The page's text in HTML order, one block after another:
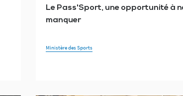
Le Pass'Sport, une opportunité à
manquer
Ministère des Sports